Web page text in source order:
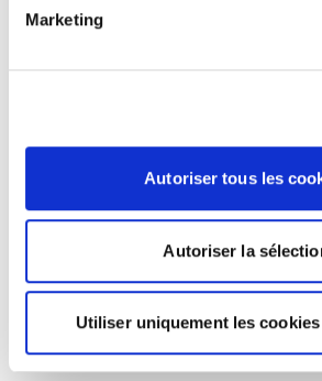
Marketing
Autoriser tous les
Autoriser la
Utiliser uniquement les